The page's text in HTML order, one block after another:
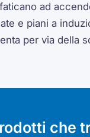
ad
e piani a
per via della
che